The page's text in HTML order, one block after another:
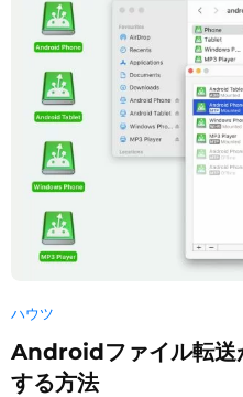
ハウツ
Androidファイル転送
する方法